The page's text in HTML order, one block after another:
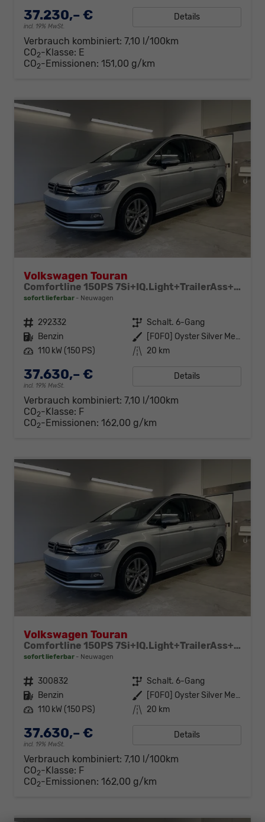
37.230,– €
incl. 19% MwSt.
Details
Verbrauch kombiniert: 7,10 l/100km
CO2-Klasse: E
CO2-Emissionen: 151,00 g/km
Volkswagen Touran
Comfortline 150PS 7Si+IQ.Light+TrailerAss+Cam+Navi+Kamera+Alarm+Kessy+App-Connect
sofort lieferbar Neuwagen
Fahrzeugnr. 292332 Getriebe Schalt. 6-Gang
Kraftstoff Benzin Außenfarbe
[F0F0] Oyster Silver Metallic
Leistung 110 kW (150 PS) Kilometerstand 20 km
37.630,– €
incl. 19% MwSt.
Details
Verbrauch kombiniert: 7,10 l/100km
CO2-Klasse: F
CO2-Emissionen: 162,00 g/km
Volkswagen Touran
Comfortline 150PS 7Si+IQ.Light+TrailerAss+Cam+Navi+Kamera+Alarm+Kessy+App-Connect
sofort lieferbar Neuwagen
Fahrzeugnr. 300832 Getriebe Schalt. 6-Gang
Kraftstoff Benzin Außenfarbe
[F0F0] Oyster Silver Metallic
Leistung 110 kW (150 PS) Kilometerstand 20 km
37.630,– €
incl. 19% MwSt.
Details
Verbrauch kombiniert: 7,10 l/100km
CO2-Klasse: F
CO2-Emissionen: 162,00 g/km